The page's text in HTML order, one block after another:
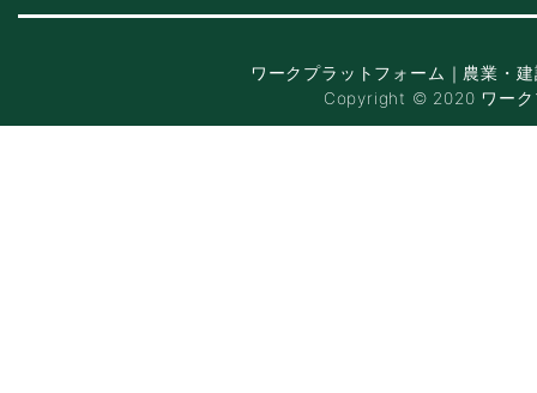
ワークプラットフォーム｜農業・
Copyright © 2020 ワーク